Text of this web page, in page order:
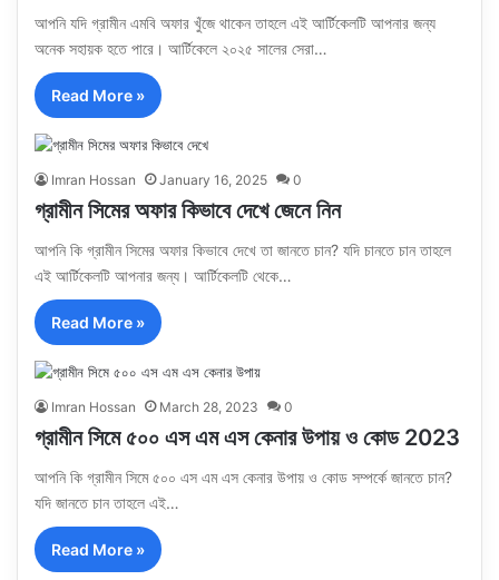
আপনি যদি গ্রামীন এমবি অফার খুঁজে থাকেন তাহলে এই আর্টিকেলটি আপনার জন্য
অনেক সহায়ক হতে পারে। আর্টিকেলে ২০২৫ সালের সেরা…
Read More »
Imran Hossan January 16, 2025 0
গ্রামীন সিমের অফার কিভাবে দেখে জেনে নিন
আপনি কি গ্রামীন সিমের অফার কিভাবে দেখে তা জানতে চান? যদি চানতে চান তাহলে
এই আর্টিকেলটি আপনার জন্য। আর্টিকেলটি থেকে…
Read More »
Imran Hossan March 28, 2023 0
গ্রামীন সিমে ৫০০ এস এম এস কেনার উপায় ও কোড 2023
আপনি কি গ্রামীন সিমে ৫০০ এস এম এস কেনার উপায় ও কোড সম্পর্কে জানতে চান?
যদি জানতে চান তাহলে এই…
Read More »